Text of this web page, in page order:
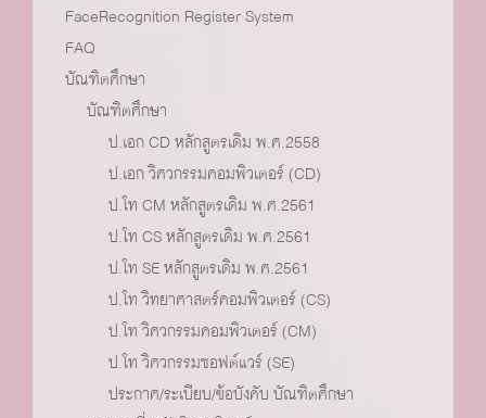
FaceRecognition Register System
FAQ
บัณฑิตศึกษา
บัณฑิตศึกษา
ป.เอก CD หลักสูตรเดิม พ.ศ.2558
ป.เอก วิศวกรรมคอมพิวเตอร์ (CD)
ป.โท CM หลักสูตรเดิม พ.ศ.2561
ป.โท CS หลักสูตรเดิม พ.ศ.2561
ป.โท SE หลักสูตรเดิม พ.ศ.2561
ป.โท วิทยาศาสตร์คอมพิวเตอร์ (CS)
ป.โท วิศวกรรมคอมพิวเตอร์ (CM)
ป.โท วิศวกรรมซอฟต์แวร์ (SE)
ประกาศ/ระเบียบ/ข้อบังคับ บัณฑิตศึกษา